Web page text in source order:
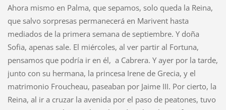
Ahora mismo en Palma, que sepamos, solo queda la Reina,
que salvo sorpresas permanecerá en Marivent hasta
mediados de la primera semana de septiembre. Y doña
Sofia, apenas sale. El miércoles, al ver partir al Fortuna,
pensamos que podría ir en él, a Cabrera. Y ayer por la tarde,
junto con su hermana, la princesa Irene de Grecia, y el
matrimonio Froucheau, paseaban por Jaime III. Por cierto, la
Reina, al ir a cruzar la avenida por el paso de peatones, tuvo